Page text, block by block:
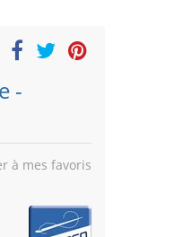
-
à mes favoris